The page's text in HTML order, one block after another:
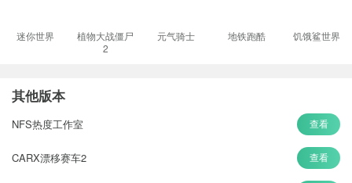
迷你世界
植物大战僵尸
2
元气骑士 地铁跑酷 饥饿鲨世界
其他版本
NFS热度工作室 查看
CARX漂移赛车2 查看